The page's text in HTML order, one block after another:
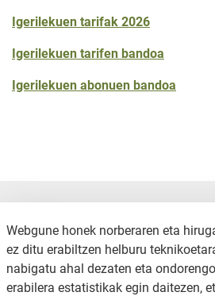
Igerilekuen tarifak 2026
Igerilekuen tarifen bandoa
Igerilekuen abonuen bandoa
Webgune honek norberaren eta
ez ditu erabiltzen helburu
nabigatu ahal dezaten eta
erabilera estatistikak egin daitezen,